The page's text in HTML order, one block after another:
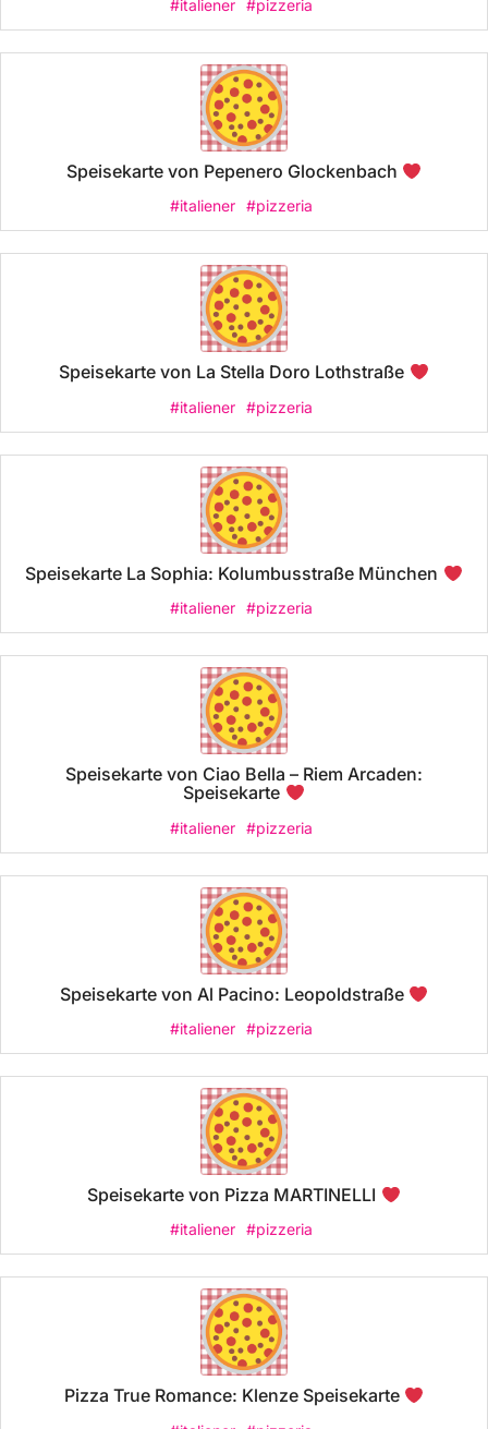
#italiener #pizzeria
Speisekarte von Pepenero Glockenbach
#italiener #pizzeria
Speisekarte von La Stella Doro Lothstraße
#italiener #pizzeria
Speisekarte La Sophia: Kolumbusstraße München
#italiener #pizzeria
Speisekarte von Ciao Bella – Riem Arcaden:
Speisekarte
#italiener #pizzeria
Speisekarte von Al Pacino: Leopoldstraße
#italiener #pizzeria
Speisekarte von Pizza MARTINELLI
#italiener #pizzeria
Pizza True Romance: Klenze Speisekarte